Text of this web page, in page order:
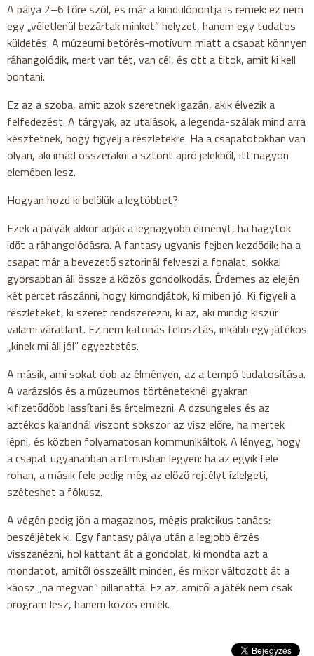
A pálya 2–6 főre szól, és már a kiindulópontja is remek: ez nem
egy „véletlenül bezártak minket” helyzet, hanem egy tudatos
küldetés. A múzeumi betörés-motívum miatt a csapat könnyen
ráhangolódik, mert van tét, van cél, és ott a titok, amit ki kell
bontani.
Ez az a szoba, amit azok szeretnek igazán, akik élvezik a
felfedezést. A tárgyak, az utalások, a legenda-szálak mind arra
késztetnek, hogy figyelj a részletekre. Ha a csapatotokban van
olyan, aki imád összerakni a sztorit apró jelekből, itt nagyon
elemében lesz.
Hogyan hozd ki belőlük a legtöbbet?
Ezek a pályák akkor adják a legnagyobb élményt, ha hagytok
időt a ráhangolódásra. A fantasy ugyanis fejben kezdődik: ha a
csapat már a bevezető sztorinál felveszi a fonalat, sokkal
gyorsabban áll össze a közös gondolkodás. Érdemes az elején
két percet rászánni, hogy kimondjátok, ki miben jó. Ki figyeli a
részleteket, ki szeret rendszerezni, ki az, aki mindig kiszúr
valami váratlant. Ez nem katonás felosztás, inkább egy játékos
„kinek mi áll jól” egyeztetés.
A másik, ami sokat dob az élményen, az a tempó tudatosítása.
A varázslós és a múzeumos történeteknél gyakran
kifizetődőbb lassítani és értelmezni. A dzsungeles és az
aztékos kalandnál viszont sokszor az visz előre, ha mertek
lépni, és közben folyamatosan kommunikáltok. A lényeg, hogy
a csapat ugyanabban a ritmusban legyen: ha az egyik fele
rohan, a másik fele pedig még az előző rejtélyt ízlelgeti,
széteshet a fókusz.
A végén pedig jön a magazinos, mégis praktikus tanács:
beszéljétek ki. Egy fantasy pálya után a legjobb érzés
visszanézni, hol kattant át a gondolat, ki mondta azt a
mondatot, amitől összeállt minden, és mikor változott át a
káosz „na megvan” pillanattá. Ez az, amitől a játék nem csak
program lesz, hanem közös emlék.